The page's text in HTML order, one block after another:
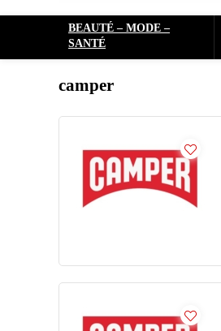
BEAUTÉ – MODE –
SANTÉ
camper